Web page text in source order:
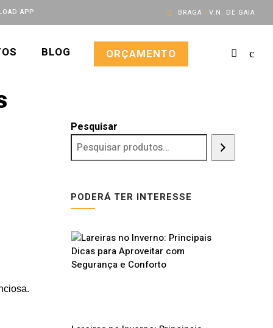
BRAGA | V.N. DE GAIA
APP
BLOG ORÇAMENTO
Pesquisar
PODERÁ TER INTERESSE